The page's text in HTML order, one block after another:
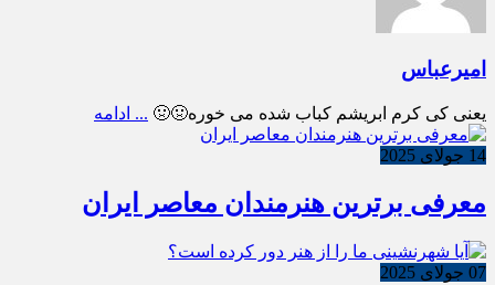
امیرعباس
یعنی کی کرم ابریشم کباب شده می خوره🤢🤢 ... ادامه
14 جولای 2025
معرفی برترین هنرمندان معاصر ایران
07 جولای 2025